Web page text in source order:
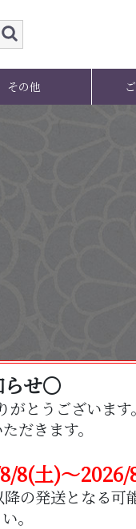
その他
せ〇
がとうございます
だきます。
8(土)～
の発送となる可
。